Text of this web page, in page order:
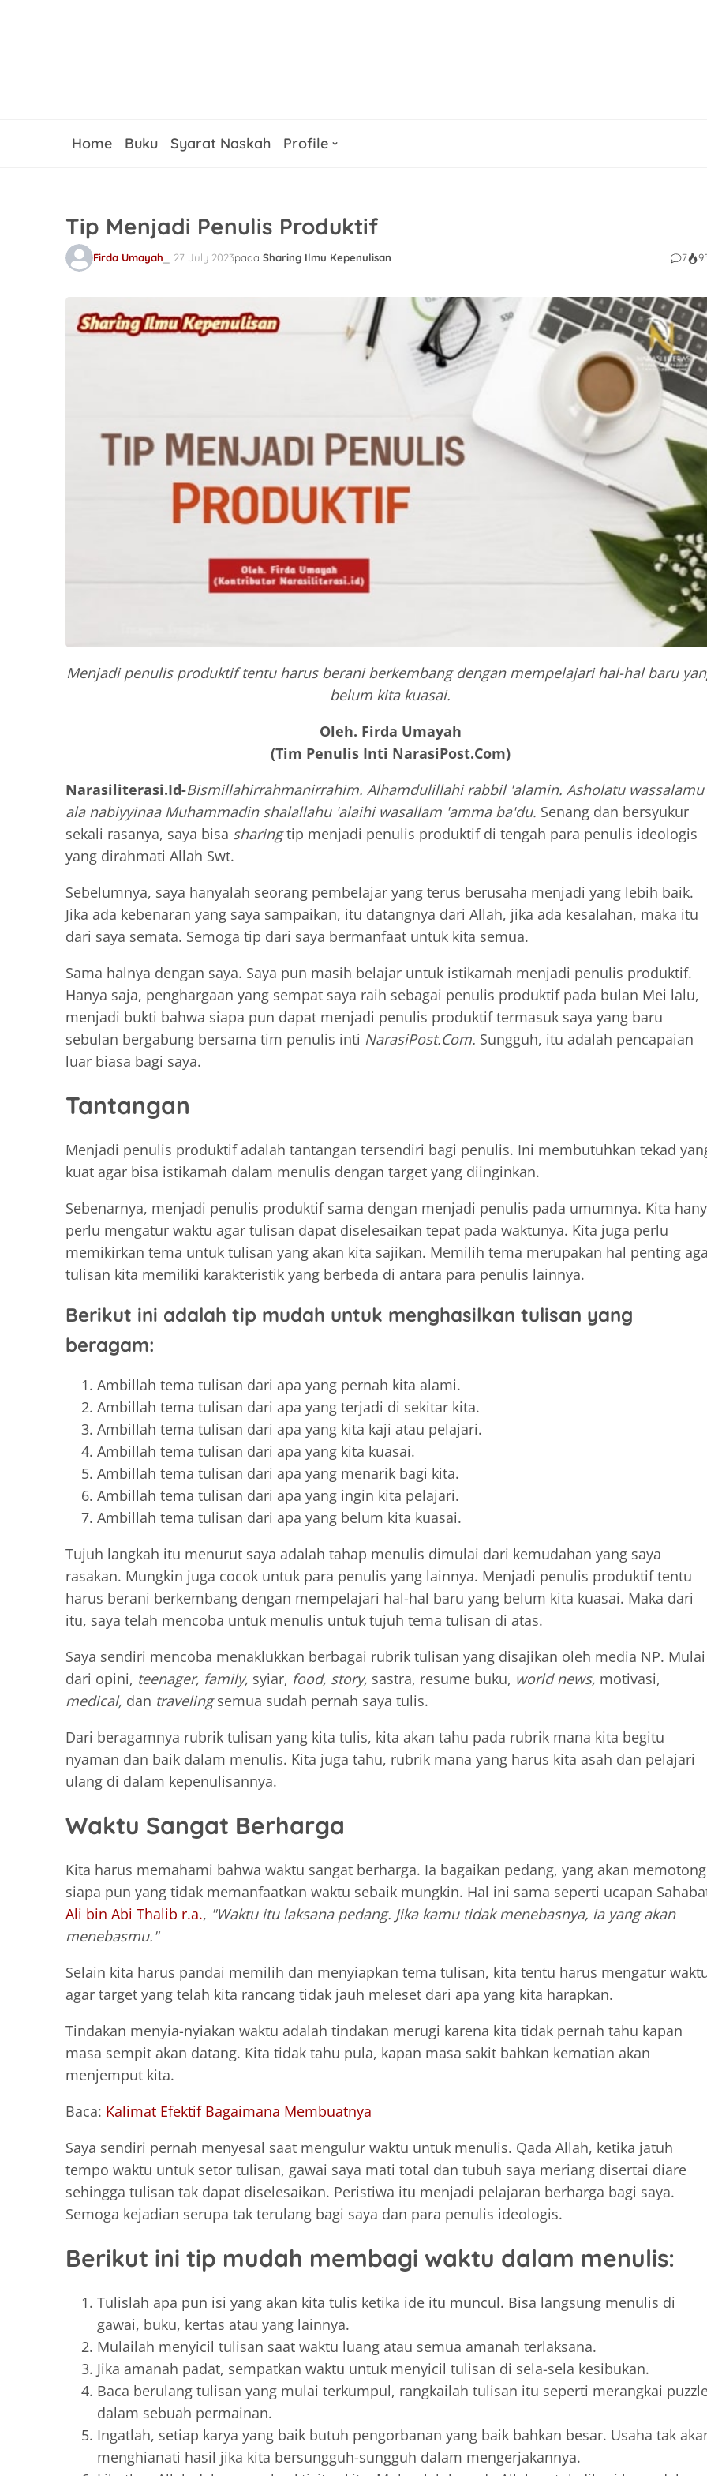
Home Buku Syarat Naskah Profile
Tip Menjadi Penulis Produktif
Firda Umayah 27 July 2023pada Sharing Ilmu Kepenulisan 7
Menjadi penulis produktif tentu harus berani berkembang dengan mempelajari hal-hal baru
belum kita kuasai.
Oleh. Firda Umayah
(Tim Penulis Inti NarasiPost.Com)
Narasiliterasi.Id-Bismillahirrahmanirrahim. Alhamdulillahi rabbil 'alamin. Asholatu wassalamu
ala nabiyyinaa Muhammadin shalallahu 'alaihi wasallam 'amma ba'du. Senang dan bersyukur
sekali rasanya, saya bisa sharingtip menjadi penulis produktif di tengah para penulis ideologis
yang dirahmati Allah Swt.
Sebelumnya, saya hanyalah seorang pembelajar yang terus berusaha menjadi yang lebih baik.
Jika ada kebenaran yang saya sampaikan, itu datangnya dari Allah, jika ada kesalahan, maka itu
dari saya semata. Semoga tip dari saya bermanfaat untuk kita semua.
Sama halnya dengan saya. Saya pun masih belajar untuk istikamah menjadi penulis produktif.
Hanya saja, penghargaan yang sempat saya raih sebagai penulis produktif pada bulan Mei lalu,
menjadi bukti bahwa siapa pun dapat menjadi penulis produktif termasuk saya yang baru
sebulan bergabung bersama tim penulis inti NarasiPost.Com. Sungguh, itu adalah pencapaian
luar biasa bagi saya.
Tantangan
Menjadi penulis produktif adalah tantangan tersendiri bagi penulis. Ini membutuhkan tekad
kuat agar bisa istikamah dalam menulis dengan target yang diinginkan.
Sebenarnya, menjadi penulis produktif sama dengan menjadi penulis pada umumnya. Kita
perlu mengatur waktu agar tulisan dapat diselesaikan tepat pada waktunya. Kita juga perlu
memikirkan tema untuk tulisan yang akan kita sajikan. Memilih tema merupakan hal penting
tulisan kita memiliki karakteristik yang berbeda di antara para penulis lainnya.
Berikut ini adalah tip mudah untuk menghasilkan tulisan yang
beragam:
Ambillah tema tulisan dari apa yang pernah kita alami.
Ambillah tema tulisan dari apa yang terjadi di sekitar kita.
Ambillah tema tulisan dari apa yang kita kaji atau pelajari.
Ambillah tema tulisan dari apa yang kita kuasai.
Ambillah tema tulisan dari apa yang menarik bagi kita.
Ambillah tema tulisan dari apa yang ingin kita pelajari.
Ambillah tema tulisan dari apa yang belum kita kuasai.
Tujuh langkah itu menurut saya adalah tahap menulis dimulai dari kemudahan yang saya
rasakan. Mungkin juga cocok untuk para penulis yang lainnya. Menjadi penulis produktif tentu
harus berani berkembang dengan mempelajari hal-hal baru yang belum kita kuasai. Maka dari
itu, saya telah mencoba untuk menulis untuk tujuh tema tulisan di atas.
Saya sendiri mencoba menaklukkan berbagai rubrik tulisan yang disajikan oleh media NP. Mulai
dari opini, teenager, family, syiar, food, story, sastra, resume buku, world news, motivasi,
medical, dan travelingsemua sudah pernah saya tulis.
Dari beragamnya rubrik tulisan yang kita tulis, kita akan tahu pada rubrik mana kita begitu
nyaman dan baik dalam menulis. Kita juga tahu, rubrik mana yang harus kita asah dan pelajari
ulang di dalam kepenulisannya.
Waktu Sangat Berharga
Kita harus memahami bahwa waktu sangat berharga. Ia bagaikan pedang, yang akan memotong
siapa pun yang tidak memanfaatkan waktu sebaik mungkin. Hal ini sama seperti ucapan
Ali bin Abi Thalib r.a., "Waktu itu laksana pedang. Jika kamu tidak menebasnya, ia yang akan
menebasmu."
Selain kita harus pandai memilih dan menyiapkan tema tulisan, kita tentu harus mengatur
agar target yang telah kita rancang tidak jauh meleset dari apa yang kita harapkan.
Tindakan menyia-nyiakan waktu adalah tindakan merugi karena kita tidak pernah tahu kapan
masa sempit akan datang. Kita tidak tahu pula, kapan masa sakit bahkan kematian akan
menjemput kita.
Baca: Kalimat Efektif Bagaimana Membuatnya
Saya sendiri pernah menyesal saat mengulur waktu untuk menulis. Qada Allah, ketika jatuh
tempo waktu untuk setor tulisan, gawai saya mati total dan tubuh saya meriang disertai diare
sehingga tulisan tak dapat diselesaikan. Peristiwa itu menjadi pelajaran berharga bagi saya.
Semoga kejadian serupa tak terulang bagi saya dan para penulis ideologis.
Berikut ini tip mudah membagi waktu dalam menulis:
Tulislah apa pun isi yang akan kita tulis ketika ide itu muncul. Bisa langsung menulis di
gawai, buku, kertas atau yang lainnya.
Mulailah menyicil tulisan saat waktu luang atau semua amanah terlaksana.
Jika amanah padat, sempatkan waktu untuk menyicil tulisan di sela-sela kesibukan.
Baca berulang tulisan yang mulai terkumpul, rangkailah tulisan itu seperti merangkai
dalam sebuah permainan.
Ingatlah, setiap karya yang baik butuh pengorbanan yang baik bahkan besar. Usaha tak
menghianati hasil jika kita bersungguh-sungguh dalam mengerjakannya.